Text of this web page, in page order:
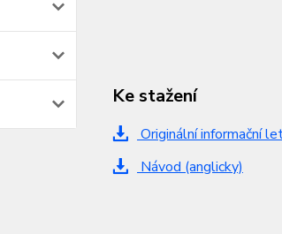
Ke stažení
Originální informační
Návod (anglicky)